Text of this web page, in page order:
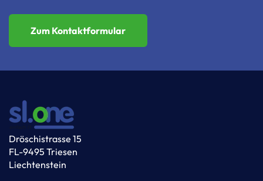
Zum Kontaktformular
Dröschistrasse 15
FL-9495 Triesen
Liechtenstein